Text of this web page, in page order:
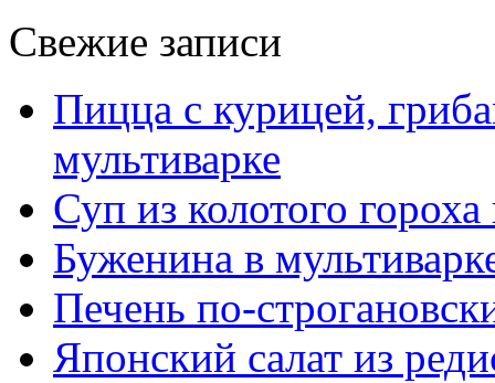
Свежие записи
Пицца с курицей,
мультиварке
Суп из колотого
Буженина в
Печень по-
Японский салат из